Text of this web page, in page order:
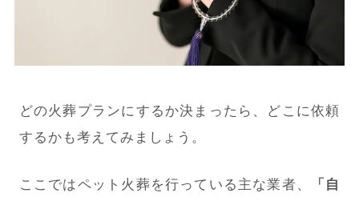
どの火葬プランにするか決まったら、どこに依頼
するかも考えてみましょう。
ここではペット火葬を行っている主な業者、
「自